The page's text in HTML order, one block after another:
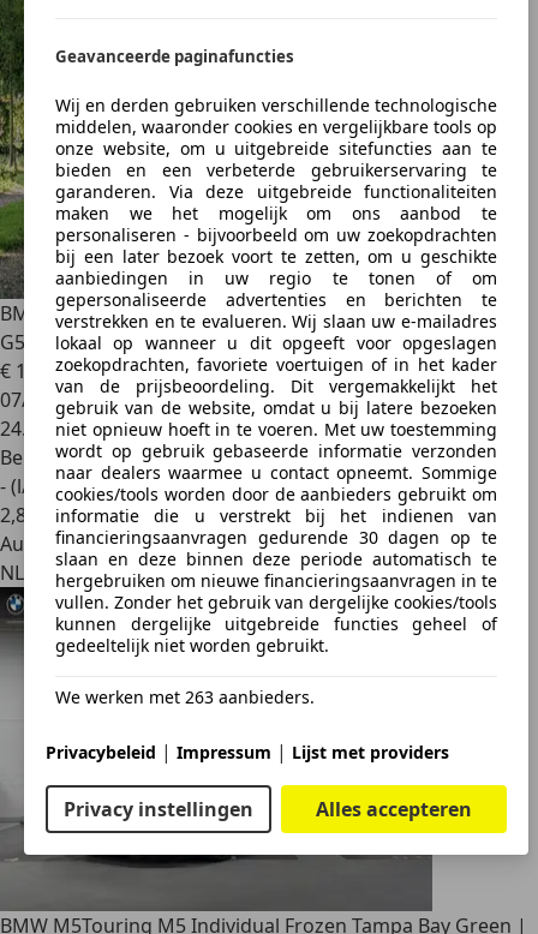
Geavanceerde paginafuncties
Wij en derden gebruiken verschillende technologische
middelen, waaronder cookies en vergelijkbare tools op
onze website, om u uitgebreide sitefuncties aan te
bieden en een verbeterde gebruikerservaring te
garanderen. Via deze uitgebreide functionaliteiten
maken we het mogelijk om ons aanbod te
personaliseren - bijvoorbeeld om uw zoekopdrachten
bij een later bezoek voort te zetten, om u geschikte
aanbiedingen in uw regio te tonen of om
gepersonaliseerde advertenties en berichten te
verstrekken en te evalueren. Wij slaan uw e-mailadres
lokaal op wanneer u dit opgeeft voor opgeslagen
zoekopdrachten, favoriete voertuigen of in het kader
van de prijsbeoordeling. Dit vergemakkelijkt het
gebruik van de website, omdat u bij latere bezoeken
niet opnieuw hoeft in te voeren. Met uw toestemming
wordt op gebruik gebaseerde informatie verzonden
naar dealers waarmee u contact opneemt. Sommige
cookies/tools worden door de aanbieders gebruikt om
informatie die u verstrekt bij het indienen van
financieringsaanvragen gedurende 30 dagen op te
slaan en deze binnen deze periode automatisch te
hergebruiken om nieuwe financieringsaanvragen in te
vullen. Zonder het gebruik van dergelijke cookies/tools
kunnen dergelijke uitgebreide functies geheel of
gedeeltelijk niet worden gebruikt.
We werken met 263 aanbieders.
Privacybeleid | Impressum | Lijst met providers
Privacy instellingen Alles accepteren
BMW M55-serie G-Power G5M B-TURBO - 740PK G-Power
G5M B-
€ 119.950
07/2019
24.466 km
Benzine
- (l/100 km)
2,8
Autobedrijf
NL 8105 RV
BMW M5Touring M5 Individual Frozen Tampa Bay Green |